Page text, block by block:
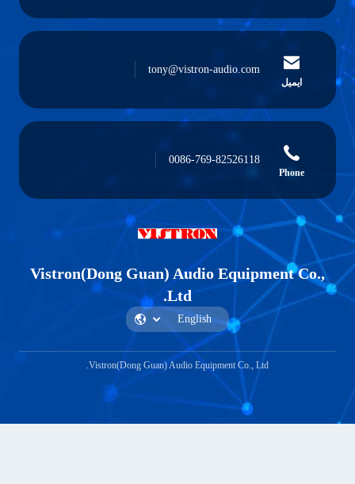
tony@vistron-
0086-769-
Vistron(Dong Guan) Audio
Ltd.
Vistron(Dong Guan) Audio